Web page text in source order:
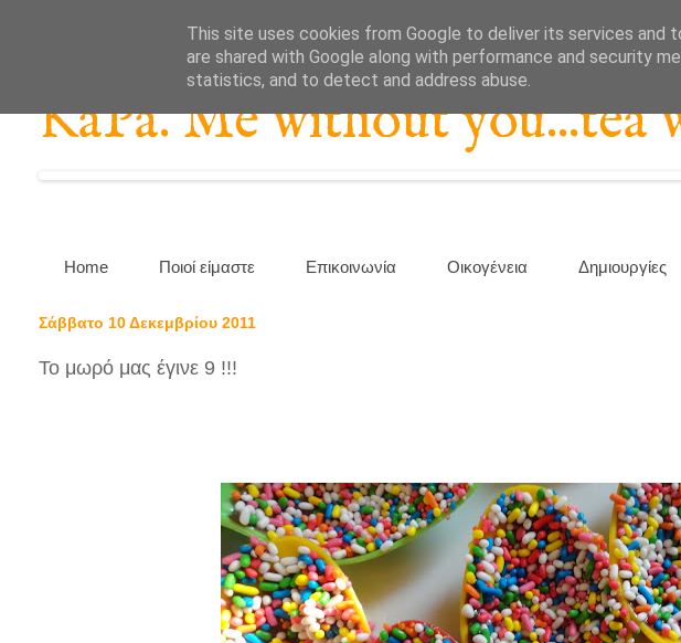
KaPa. Me without you...tea
Home Ποιοί είμαστε Επικοινωνία Οικογένεια Δημιουργίες
Σάββατο 10 Δεκεμβρίου 2011
Το μωρό μας έγινε 9 !!!
This site uses cookies from Google to deliver its services and
are shared with Google along with performance and security
statistics, and to detect and address abuse.